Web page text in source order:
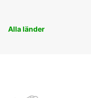
Alla länder